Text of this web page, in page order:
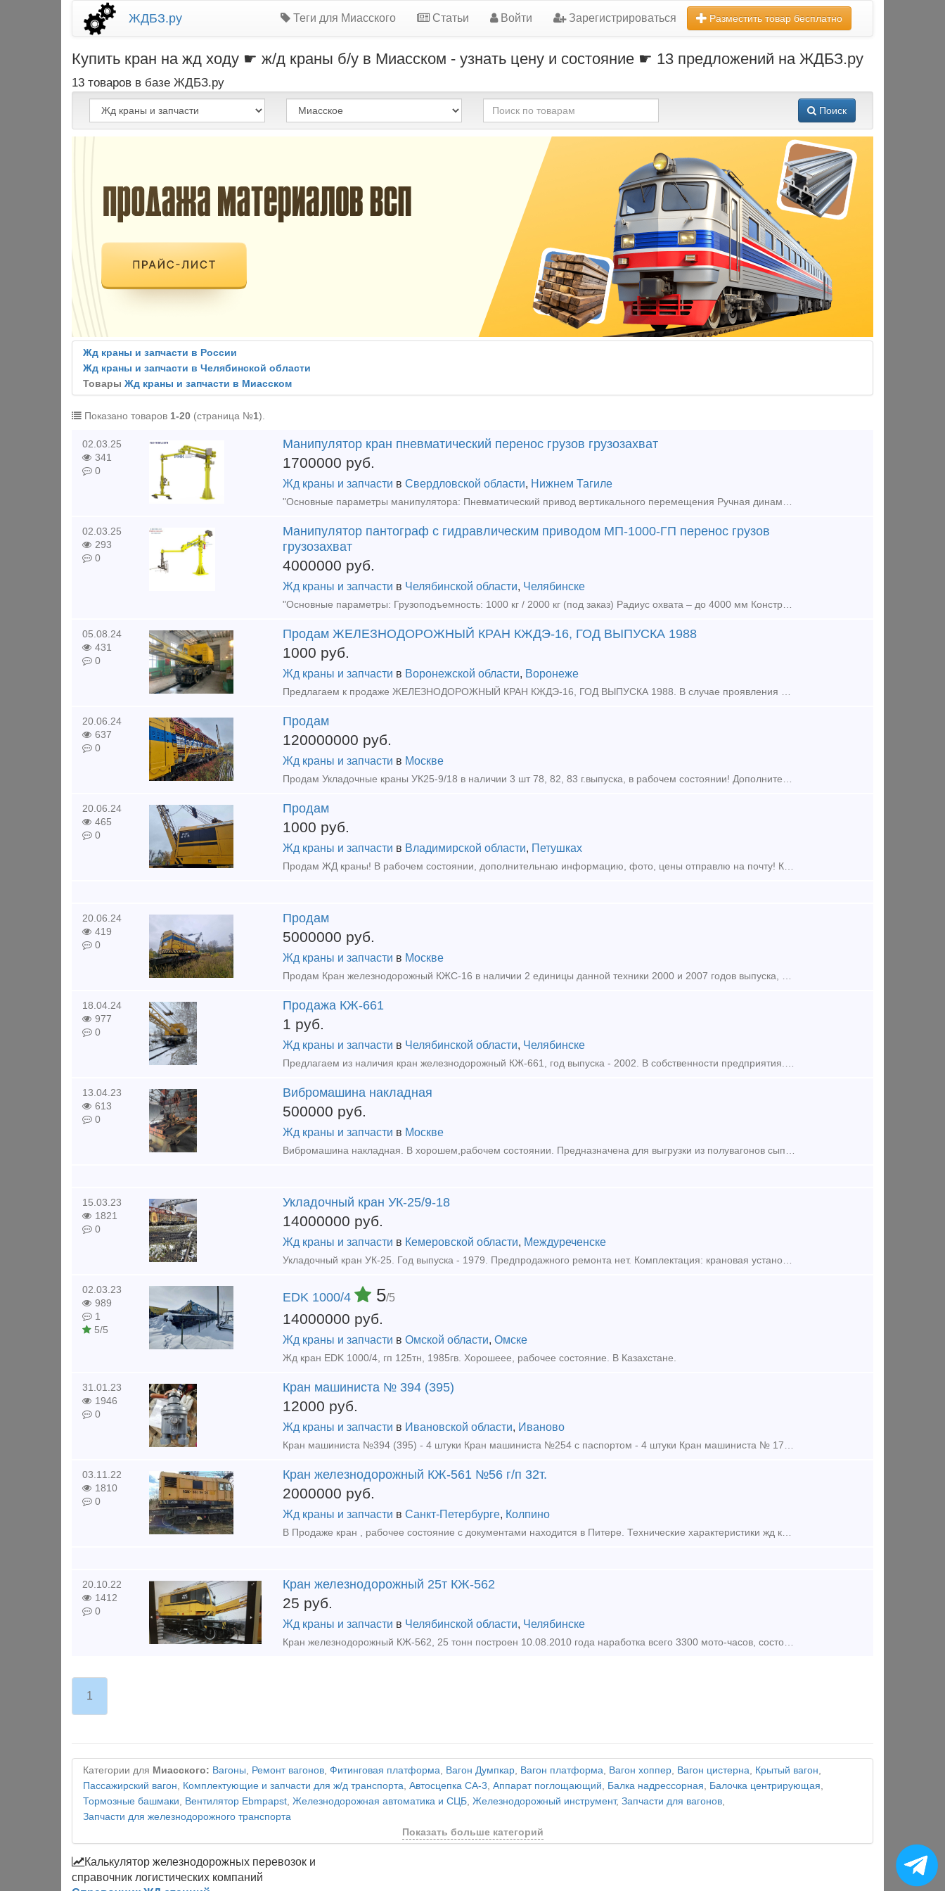
ЖДБЗ.ру Теги для Миасского Статьи Войти Зарегистрироваться Разместить товар бесплатно
Купить кран на жд ходу ☛ ж/д краны б/у в Миасском - узнать цену и состояние ☛ 13 предложений на ЖДБЗ.ру
13 товаров в базе ЖДБЗ.ру
Поиск
Жд краны и запчасти в России
Жд краны и запчасти в Челябинской области
Товары Жд краны и запчасти в Миасском
Показано товаров 1-20 (страница №1).
02.03.25
341
0
Манипулятор кран пневматический перенос грузов грузозахват
1700000 руб.
Жд краны и запчасти в Свердловской области, Нижнем Тагиле
"Основные параметры манипулятора: Пневматический привод вертикального перемещения Ручная динамическая регулировка обезвешивания нагрузки Грузоподъемность – 150 кг (с учётом веса грузозахватного мех
02.03.25
293
0
Манипулятор пантограф с гидравлическим приводом МП-1000-ГП перенос грузов
грузозахват
4000000 руб.
Жд краны и запчасти в Челябинской области, Челябинске
"Основные параметры: Грузоподъемность: 1000 кг / 2000 кг (под заказ) Радиус охвата – до 4000 мм Конструктивное исполнение: Основание для стационарного крепления к полу Складные опорные лапы Испо
05.08.24
431
0
Продам ЖЕЛЕЗНОДОРОЖНЫЙ КРАН КЖДЭ-16, ГОД ВЫПУСКА 1988
1000 руб.
Жд краны и запчасти в Воронежской области, Воронеже
Предлагаем к продаже ЖЕЛЕЗНОДОРОЖНЫЙ КРАН КЖДЭ-16, ГОД ВЫПУСКА 1988. В случае проявления интереса к данному предложению – просим Вас предложить свою цену! +7(981)154-70-94 Степан
20.06.24
637
0
Продам
120000000 руб.
Жд краны и запчасти в Москве
Продам Укладочные краны УК25-9/18 в наличии 3 шт 78, 82, 83 г.выпуска, в рабочем состоянии! Дополнительная информация прайс, фото, цена по запросу отправлю на почту! Цена указана за ед.
20.06.24
465
0
Продам
1000 руб.
Жд краны и запчасти в Владимирской области, Петушках
Продам ЖД краны! В рабочем состоянии, дополнительнаю информацию, фото, цены отправлю на почту! КДЭ-163 1979 ; КДЭ-253 1981; КДЭ-253 1982; КЖ-561 2000; КЖ-562 2005; КЖ-562 2005; КЖ-562 2006; КЖ-661 2
20.06.24
419
0
Продам
5000000 руб.
Жд краны и запчасти в Москве
Продам Кран железнодорожный КЖС-16 в наличии 2 единицы данной техники 2000 и 2007 годов выпуска, место нахождения г. Москва.Технические характеристики железнодорожного крана КЖС-16. Грузоподъёмность
18.04.24
977
0
Продажа КЖ-661
1 руб.
Жд краны и запчасти в Челябинской области, Челябинске
Предлагаем из наличия кран железнодорожный КЖ-661, год выпуска - 2002. В собственности предприятия. Кран базового исполнения - со стрелой 15м и грузовым крюком. Укомплектован компрессорной установко
13.04.23
613
0
Вибромашина накладная
500000 руб.
Жд краны и запчасти в Москве
Вибромашина накладная. В хорошем,рабочем состоянии. Предназначена для выгрузки из полувагонов сыпучих грузов. Локация Москва
15.03.23
1821
0
Укладочный кран УК-25/9-18
14000000 руб.
Жд краны и запчасти в Кемеровской области, Междуреченске
Укладочный кран УК-25. Год выпуска - 1979. Предпродажного ремонта нет. Комплектация: крановая установка без дополнительных платформ. Дизель-генераторная установка на базе двигателя Д6-150с20. Колесные
02.03.23
989
1
5/5
EDK 1000/4 5/5
14000000 руб.
Жд краны и запчасти в Омской области, Омске
Жд кран EDK 1000/4, гп 125тн, 1985гв. Хорошеее, рабочее состояние. В Казахстане.
31.01.23
1946
0
Кран машиниста № 394 (395)
12000 руб.
Жд краны и запчасти в Ивановской области, Иваново
Кран машиниста №394 (395) - 4 штуки Кран машиниста №254 с паспортом - 4 штуки Кран машиниста № 172(4ВК) -15 штук Кран машиниста №326 Кран концевой 4314 - 10 штук Клапан 5-1 5.24.04.200 Кла
03.11.22
1810
0
Кран железнодорожный КЖ-561 №56 г/п 32т.
2000000 руб.
Жд краны и запчасти в Санкт-Петербурге, Колпино
В Продаже кран , рабочее состояние с документами находится в Питере. Технические характеристики жд крана КЖ-561  Максимальная грузоподъемность: на выносных опорах, т без выносных опор, т: 25 16 
20.10.22
1412
0
Кран железнодорожный 25т КЖ-562
25 руб.
Жд краны и запчасти в Челябинской области, Челябинске
Кран железнодорожный КЖ-562, 25 тонн построен 10.08.2010 года наработка всего 3300 мото-часов, состояние идеальное, все узлы и агрегаты в идеальном состоянии, вся техническая документация в полном ком
1
Категории для Миасского: Вагоны, Ремонт вагонов, Фитинговая платформа, Вагон Думпкар, Вагон платформа, Вагон хоппер, Вагон цистерна, Крытый вагон,
Пассажирский вагон, Комплектующие и запчасти для ж/д транспорта, Автосцепка СА-3, Аппарат поглощающий, Балка надрессорная, Балочка центрирующая,
Тормозные башмаки, Вентилятор Ebmpapst, Железнодорожная автоматика и СЦБ, Железнодорожный инструмент, Запчасти для вагонов,
Запчасти для железнодорожного транспорта
Показать больше категорий
Калькулятор железнодорожных перевозок и
справочник логистических компаний